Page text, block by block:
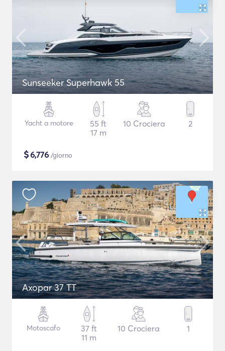
Sunseeker Superhawk 55
Yacht a motore
55 ft
17 m
10 Crociera 2
$6,776 /giorno
Axopar 37 TT
Motoscafo
37 ft
11 m
10 Crociera 1